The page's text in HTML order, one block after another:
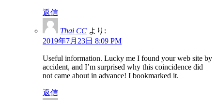
返信
Thai CC より:
2019年7月23日 8:09 PM
Useful information. Lucky me I found your web site by
accident, and I’m surprised why this coincidence did
not came about in advance! I bookmarked it.
返信